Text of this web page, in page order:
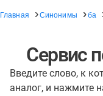
Главная Синонимы ба
Сервис
Введите слово, к
аналог, и нажмите